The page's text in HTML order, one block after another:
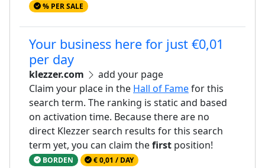
% PER SALE
Your business here for just €0,01
per day
klezzer.com
add your page
Claim your place in the Hall of Famefor this
search term. The ranking is static and based
on activation time. Because there are no
direct Klezzer search results for this search
term yet, you can claim thefirst position!
BORDEN € 0,01 / DAY